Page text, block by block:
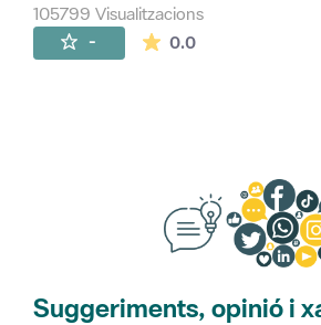
105799 Visualitzacions
- 0.0La mitjana de
Suggeriments, opinió i